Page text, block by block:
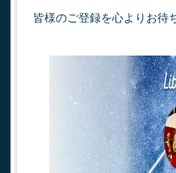
皆様のご登録を心よりお待